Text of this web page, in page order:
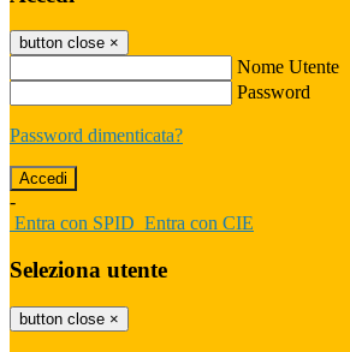
button close ×
Nome Utente
Password
Password dimenticata?
-
Entra con SPID Entra con CIE
Seleziona utente
button close ×